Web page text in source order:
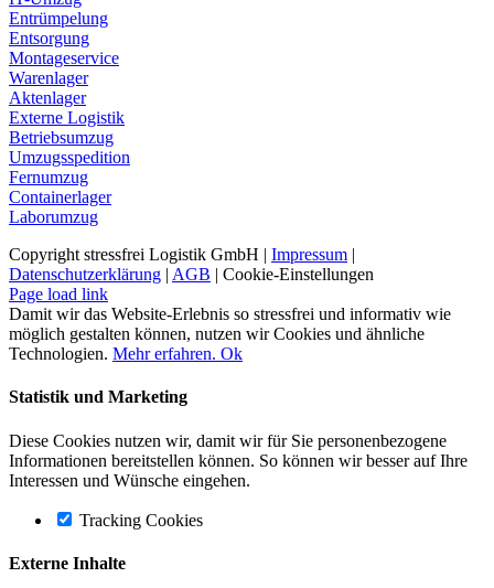
Entrümpelung
Entsorgung
Montageservice
Warenlager
Aktenlager
Externe Logistik
Betriebsumzug
Umzugsspedition
Fernumzug
Containerlager
Laborumzug
Copyright stressfrei Logistik GmbH | Impressum |
Datenschutzerklärung | AGB | Cookie-Einstellungen
Facebook
Page load link
Damit wir das Website-Erlebnis so stressfrei und informativ wie
möglich gestalten können, nutzen wir Cookies und ähnliche
Technologien. Mehr erfahren. Ok
Statistik und Marketing
Diese Cookies nutzen wir, damit wir für Sie personenbezogene
Informationen bereitstellen können. So können wir besser auf Ihre
Interessen und Wünsche eingehen.
Tracking Cookies
Externe Inhalte